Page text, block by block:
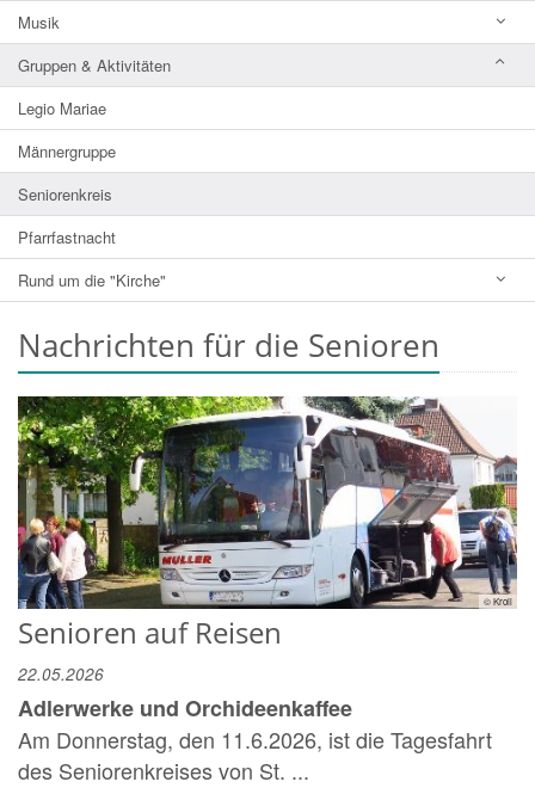
Musik
Gruppen & Aktivitäten
Legio Mariae
Männergruppe
Seniorenkreis
Pfarrfastnacht
Rund um die "Kirche"
Nachrichten für die Senioren
© Kroll
Senioren auf Reisen
22.05.2026
Adlerwerke und Orchideenkaffee
Am Donnerstag, den 11.6.2026, ist die Tagesfahrt
des Seniorenkreises von St. ...